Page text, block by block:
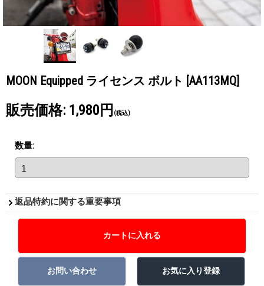
MOON Equipped ライセンス ボルト [AA113MQ]
販売価格: 1,980円 (税込)
数量:
返品特約に関する重要事項